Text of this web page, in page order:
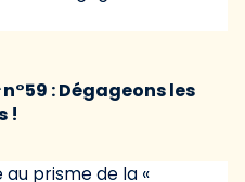
n°59 : Dégageons les
!